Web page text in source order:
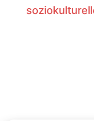
springen